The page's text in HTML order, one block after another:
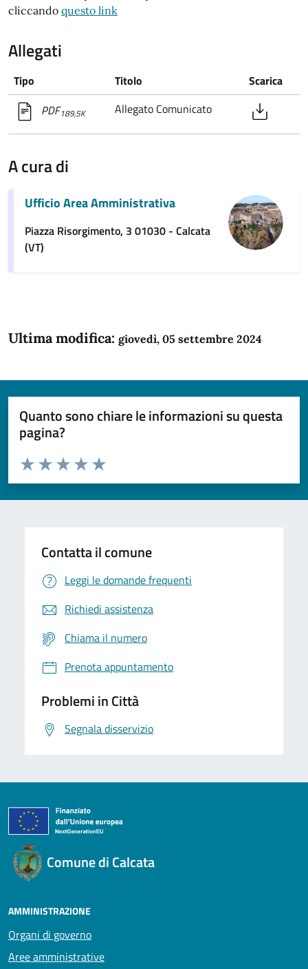
cliccando questo link
Allegati
Tipo Titolo
Scarica
PDF189,5K Allegato Comunicato
A cura di
Ufficio Area Amministrativa
Piazza Risorgimento, 3 01030 - Calcata
(VT)
Ultima modifica: giovedì, 05 settembre 2024
Quanto sono chiare le informazioni su questa
pagina?
Domanda
Valuta da 1 a 5 stelle la pagina
Valuta 5 stelle su 5
Valuta 4 stelle su 5
Valuta 3 stelle su 5
Valuta 2 stelle su 5
Valuta 1 stelle su 5
Contatta il comune
Leggi le domande frequenti
Richiedi assistenza
Chiama il numero
Prenota appuntamento
Problemi in Città
Segnala disservizio
Comune di Calcata
AMMINISTRAZIONE
Organi di governo
Aree amministrative